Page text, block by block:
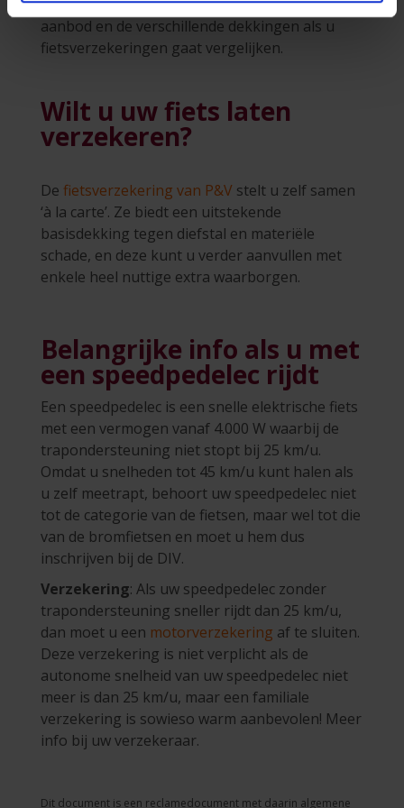
bedoeld om u een beter inzicht te geven in het
aanbod en de verschillende dekkingen als u
fietsverzekeringen gaat vergelijken.
Wilt u uw fiets laten
verzekeren?
De fietsverzekering van P&V stelt u zelf samen
‘à la carte’. Ze biedt een uitstekende
basisdekking tegen diefstal en materiële
schade, en deze kunt u verder aanvullen met
enkele heel nuttige extra waarborgen.
Belangrijke info als u met
een speedpedelec rijdt
Een speedpedelec is een snelle elektrische fiets
met een vermogen vanaf 4.000 W waarbij de
trapondersteuning niet stopt bij 25 km/u.
Omdat u snelheden tot 45 km/u kunt halen als
u zelf meetrapt, behoort uw speedpedelec niet
tot de categorie van de fietsen, maar wel tot die
van de bromfietsen en moet u hem dus
inschrijven bij de DIV.
Verzekering: Als uw speedpedelec zonder
trapondersteuning sneller rijdt dan 25 km/u,
dan moet u een motorverzekering af te sluiten.
Deze verzekering is niet verplicht als de
autonome snelheid van uw speedpedelec niet
meer is dan 25 km/u, maar een familiale
verzekering is sowieso warm aanbevolen! Meer
info bij uw verzekeraar.
Dit document is een reclamedocument met daarin algemene